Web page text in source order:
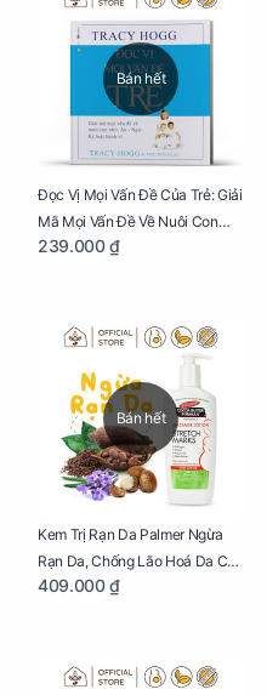
Bán hết
Đọc Vị Mọi Vấn Đề Của Trẻ: Giải
Mã Mọi Vấn Đề Về Nuôi Con
Nhỏ (Ăn, Ngủ, Kỷ Luật Hành Vi),
239.000 ₫
Bán hết
Kem Trị Rạn Da Palmer Ngừa
Rạn Da, Chống Lão Hoá Da Cho
Mẹ Bầu Chai 250ml
409.000 ₫